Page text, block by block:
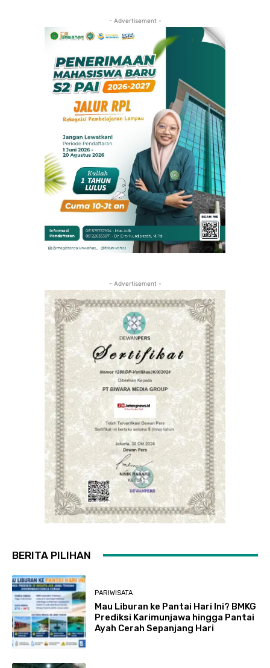
- Advertisement -
- Advertisement -
BERITA PILIHAN
PARIWISATA
Mau Liburan ke Pantai Hari Ini? BMKG
Prediksi Karimunjawa hingga Pantai
Ayah Cerah Sepanjang Hari